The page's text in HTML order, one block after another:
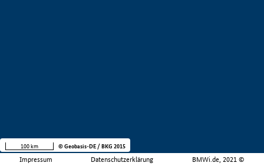
Impressum Datenschutzerklärung BMWi.de, 2021 ©
100 km © Geobasis-DE / BKG 2015